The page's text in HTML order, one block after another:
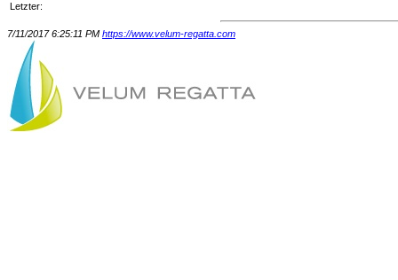
Letzter:
7/11/2017 6:25:11 PM https://www.velum-regatta.com